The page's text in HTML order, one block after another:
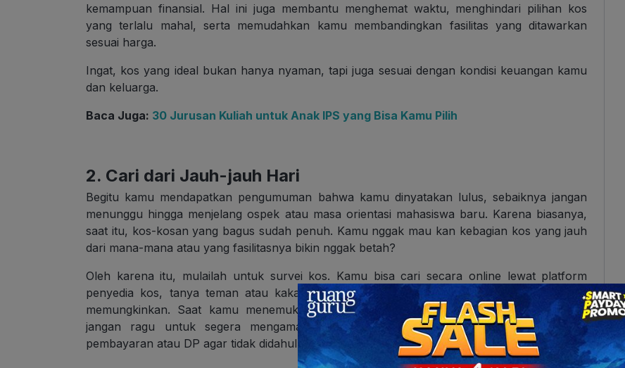
kemampuan finansial. Hal ini juga membantu menghemat waktu, menghindari pilihan kos
yang terlalu mahal, serta memudahkan kamu membandingkan fasilitas yang ditawarkan
sesuai harga.
Ingat, kos yang ideal bukan hanya nyaman, tapi juga sesuai dengan kondisi keuangan kamu
dan keluarga.
Baca Juga: 30 Jurusan Kuliah untuk Anak IPS yang Bisa Kamu Pilih
2. Cari dari Jauh-jauh Hari
Begitu kamu mendapatkan pengumuman bahwa kamu dinyatakan lulus, sebaiknya jangan
menunggu hingga menjelang ospek atau masa orientasi mahasiswa baru. Karena biasanya,
saat itu, kos-kosan yang bagus sudah penuh. Kamu nggak mau kan kebagian kos yang jauh
dari mana-mana atau yang fasilitasnya bikin nggak betah?
Oleh karena itu, mulailah untuk survei kos. Kamu bisa cari secara online lewat platform
penyedia kos, tanya teman atau kakak tingkat, bahkan langsung datang ke lokasi kalau
memungkinkan. Saat kamu menemukan kos yang sesuai dengan kebutuhan dan bujet,
jangan ragu untuk segera mengamankan tempatnya. Kalau perlu, langsung lakukan
pembayaran atau DP agar tidak didahului orang lain.